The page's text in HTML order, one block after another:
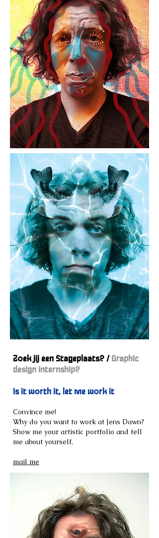
Zoek jij een Stageplaats? / Graphic
design internship?
Is it worth it, let me work it
Convince me!
Why do you want to work at Jens Dawn?
Show me your artistic portfolio and tell
me about yourself.
mail me